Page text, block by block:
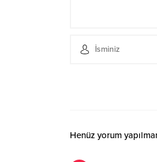
Henüz yorum